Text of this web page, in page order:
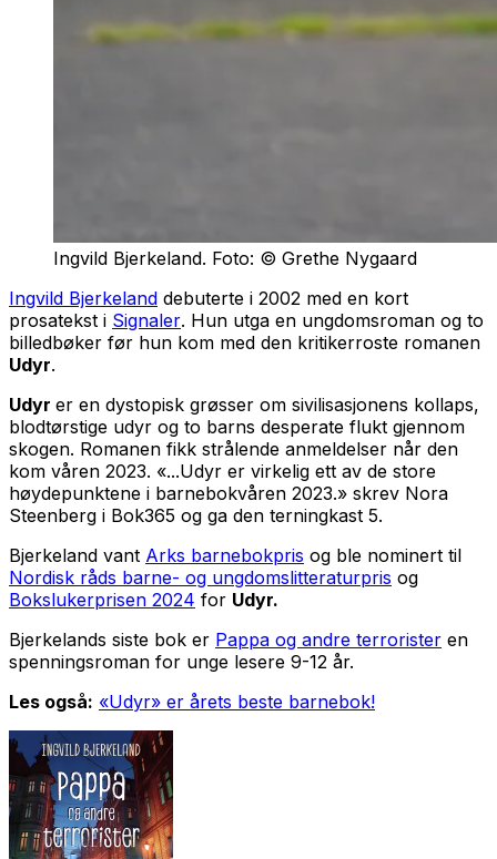
Ingvild Bjerkeland. Foto: © Grethe Nygaard
Ingvild Bjerkeland debuterte i 2002 med en kort
prosatekst i Signaler. Hun utga en ungdomsroman og to
billedbøker før hun kom med den kritikerroste romanen
Udyr.
Udyr er en dystopisk grøsser om sivilisasjonens kollaps,
blodtørstige udyr og to barns desperate flukt gjennom
skogen. Romanen fikk strålende anmeldelser når den
kom våren 2023. «...Udyr er virkelig ett av de store
høydepunktene i barnebokvåren 2023.» skrev Nora
Steenberg i Bok365 og ga den terningkast 5.
Bjerkeland vant Arks barnebokpris og ble nominert til
Nordisk råds barne- og ungdomslitteraturpris og
Bokslukerprisen 2024 for Udyr.
Bjerkelands siste bok er Pappa og andre terrorister en
spenningsroman for unge lesere 9-12 år.
Les også: «Udyr» er årets beste barnebok!